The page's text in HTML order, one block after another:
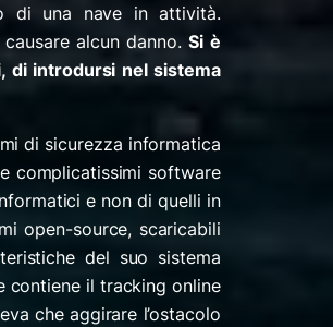
di una nave in attività.
alcun danno.Si è
di introdursi nel sistema
di sicurezza informatica
complicatissimi software
e non di quelli in
open-source, scaricabili
del suo sistema
il tracking online
che aggirare l’ostacolo